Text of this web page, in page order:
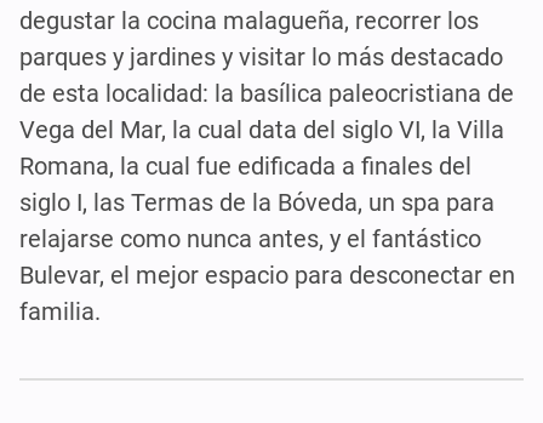
degustar la cocina malagueña, recorrer los
parques y jardines y visitar lo más destacado
de esta localidad: la basílica paleocristiana de
Vega del Mar, la cual data del siglo VI, la Villa
Romana, la cual fue edificada a finales del
siglo I, las Termas de la Bóveda, un spa para
relajarse como nunca antes, y el fantástico
Bulevar, el mejor espacio para desconectar en
familia.